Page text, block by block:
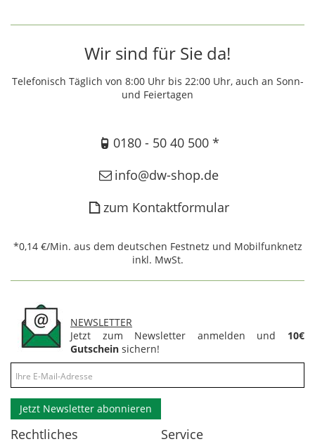
Wir sind für Sie da!
Telefonisch Täglich von 8:00 Uhr bis 22:00 Uhr, auch an Sonn-
und Feiertagen
0180 - 50 40 500 *
info@dw-shop.de
zum Kontaktformular
*0,14 €/Min. aus dem deutschen Festnetz und Mobilfunknetz
inkl. MwSt.
NEWSLETTER
Jetzt zum Newsletter anmelden und 10€
Gutschein sichern!
Jetzt Newsletter abonnieren
Rechtliches Service